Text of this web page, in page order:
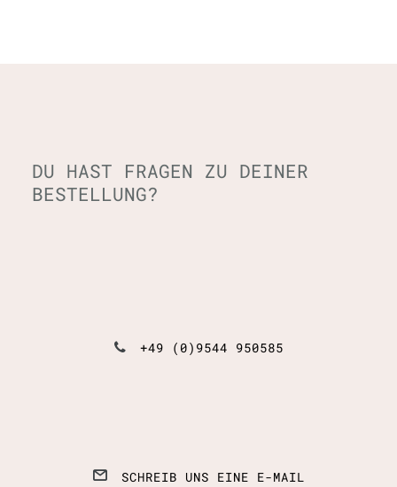
DU HAST FRAGEN ZU DEINER
BESTELLUNG?
+49 (0)9544 950585
SCHREIB UNS EINE E-MAIL